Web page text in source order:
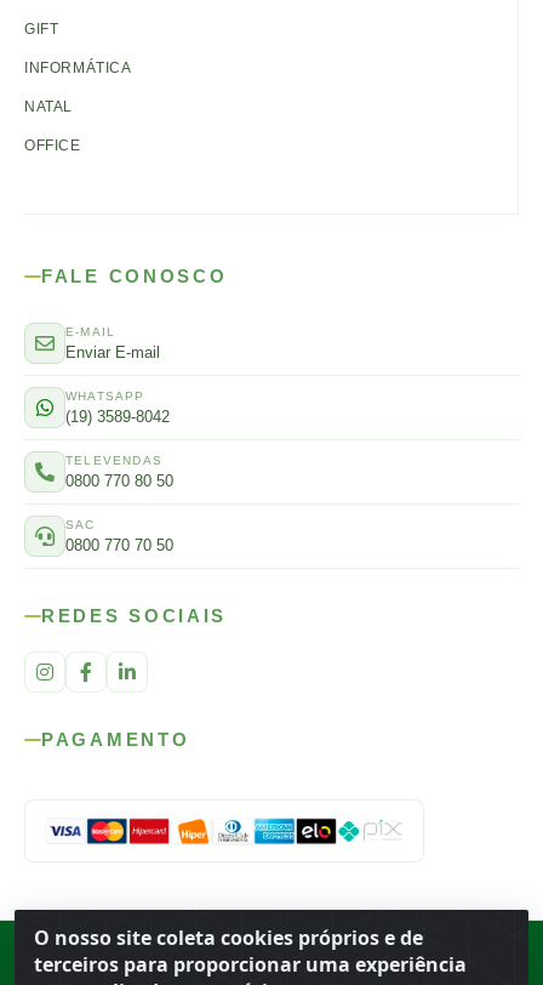
O nosso site coleta cookies próprios e de
terceiros para proporcionar uma experiência
GIFT
INFORMÁTICA
NATAL
OFFICE
FALE CONOSCO
E-MAIL
Enviar E-mail
WHATSAPP
(19) 3589-8042
TELEVENDAS
0800 770 80 50
SAC
0800 770 70 50
REDES SOCIAIS
PAGAMENTO
Rod. SP-215, s/n, km 98 — Área Rural Porto Ferreira ·BR
· CEP
· CNPJ 56.679.863/0001-91